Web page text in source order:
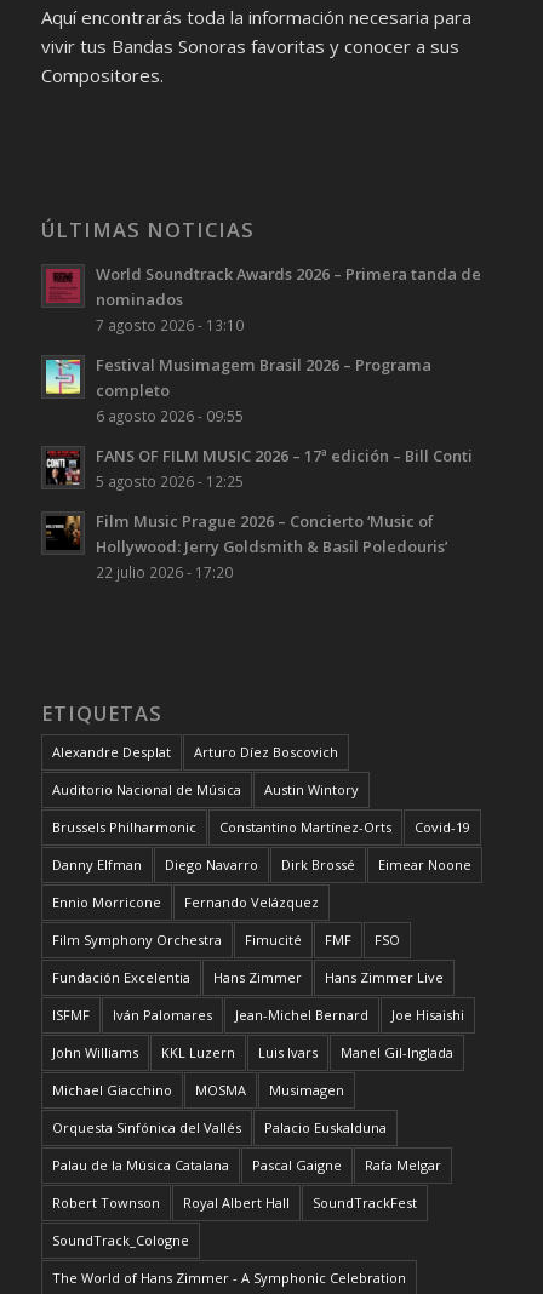
Aquí encontrarás toda la información necesaria para
vivir tus Bandas Sonoras favoritas y conocer a sus
Compositores.
ÚLTIMAS NOTICIAS
World Soundtrack Awards 2026 – Primera tanda de
nominados
7 agosto 2026 - 13:10
Festival Musimagem Brasil 2026 – Programa
completo
6 agosto 2026 - 09:55
FANS OF FILM MUSIC 2026 – 17ª edición – Bill Conti
5 agosto 2026 - 12:25
Film Music Prague 2026 – Concierto ‘Music of
Hollywood: Jerry Goldsmith & Basil Poledouris’
22 julio 2026 - 17:20
ETIQUETAS
Alexandre Desplat Arturo Díez Boscovich
Auditorio Nacional de Música Austin Wintory
Brussels Philharmonic Constantino Martínez-Orts Covid-19
Danny Elfman Diego Navarro Dirk Brossé Eimear Noone
Ennio Morricone Fernando Velázquez
Film Symphony Orchestra Fimucité FMF FSO
Fundación Excelentia Hans Zimmer Hans Zimmer Live
ISFMF Iván Palomares Jean-Michel Bernard Joe Hisaishi
John Williams KKL Luzern Luis Ivars Manel Gil-Inglada
Michael Giacchino MOSMA Musimagen
Orquesta Sinfónica del Vallés Palacio Euskalduna
Palau de la Música Catalana Pascal Gaigne Rafa Melgar
Robert Townson Royal Albert Hall SoundTrackFest
SoundTrack_Cologne
The World of Hans Zimmer - A Symphonic Celebration